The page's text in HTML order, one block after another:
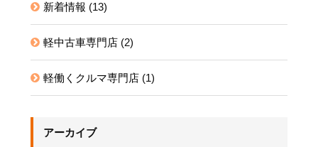
新着情報 (13)
軽中古車専門店(2)
軽働くクルマ専門店(1)
アーカイブ